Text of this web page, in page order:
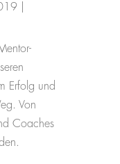
Erfolg und
Von
Coaches